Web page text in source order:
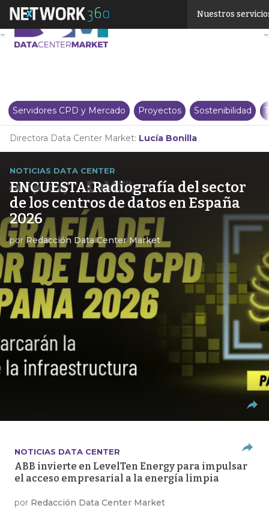
Nuestros
Servidores CPD y Mercado Proyectos Sostenibilidad
Directora Data Center Market: Lucía Bonilla
NOTICIAS DATA CENTER
ENCUESTA: Radiografía del sector
de los centros de datos en España
2026
porRedacción Data Center Market
NOTICIAS DATA CENTER
ABB invierte en LevelTen Energy para impulsar
el acceso empresarial a la energía limpia
por Redacción Data Center Market